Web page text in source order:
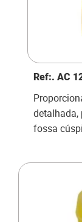
Ref:. AC
detalhada,
fossa